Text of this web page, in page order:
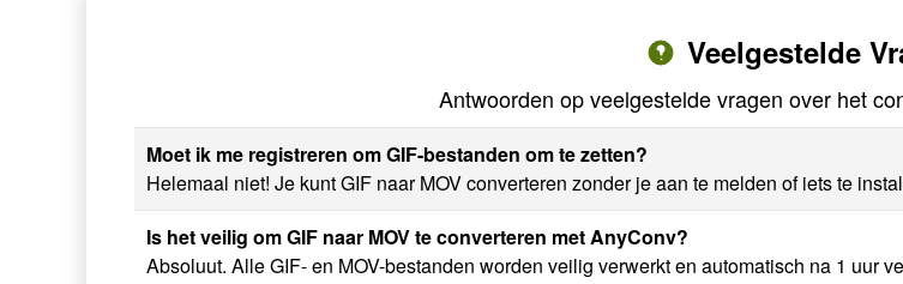
Veelgestelde
Antwoorden op veelgestelde vragen over het
Moet ik me registreren om GIF-bestanden om te zetten?
Helemaal niet! Je kunt GIF naar MOV converteren zonder je aan te melden of iets te
Is het veilig om GIF naar MOV te converteren met AnyConv?
Absoluut. Alle GIF- en MOV-bestanden worden veilig verwerkt en automatisch na 1 uur